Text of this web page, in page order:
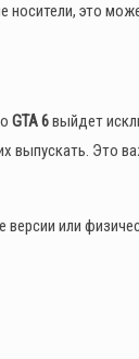
носители, это
GTA 6выйдет
выпускать.
или